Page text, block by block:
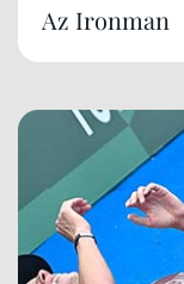
Az Ironman